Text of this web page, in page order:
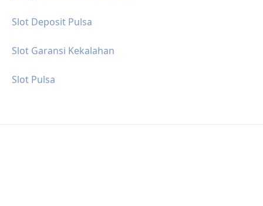
Slot Deposit Pulsa
Slot Garansi Kekalahan
Slot Pulsa